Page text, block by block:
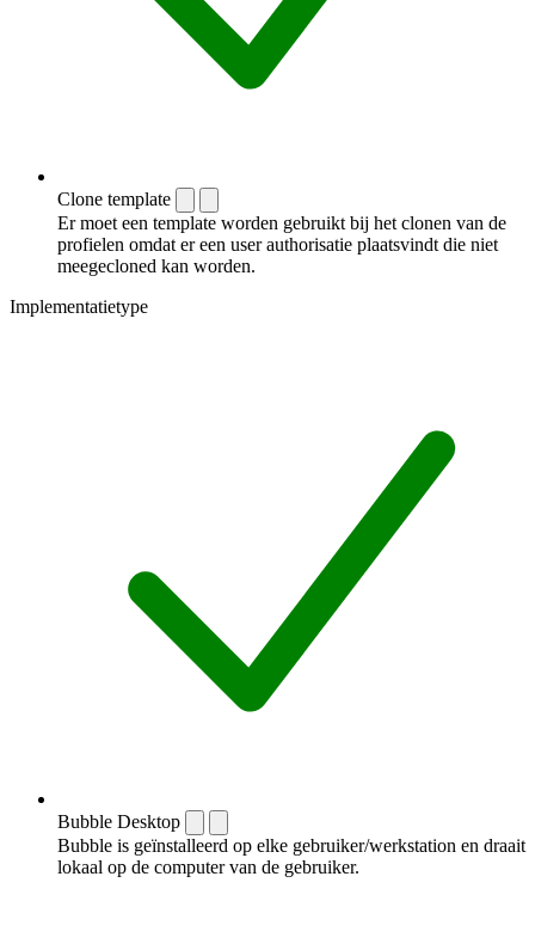
Clone template
Er moet een template worden gebruikt bij het clonen van de
profielen omdat er een user authorisatie plaatsvindt die niet
meegecloned kan worden.
Implementatietype
Bubble Desktop
Bubble is geïnstalleerd op elke gebruiker/werkstation en draait
lokaal op de computer van de gebruiker.